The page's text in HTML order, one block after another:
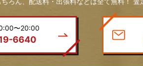
〜20:00
6640